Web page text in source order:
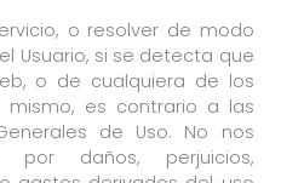
o resolver de modo
Usuario, si se detecta que
o de cualquiera de los
es contrario a las
de Uso. No nos
por daños, perjuicios,